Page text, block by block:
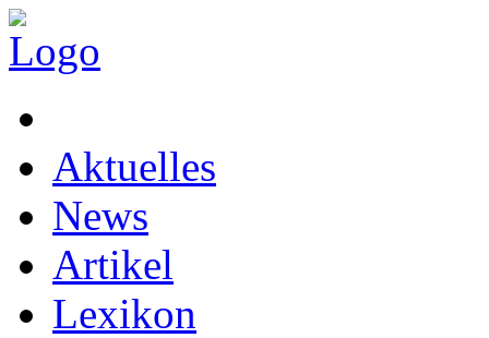
Aktuelles
News
Artikel
Lexikon